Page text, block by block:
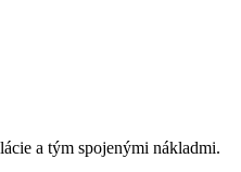
a tým spojenými nákladmi.